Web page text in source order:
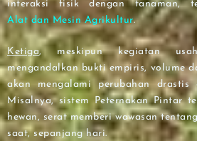
interaksi fisik dengan tanaman,
Alat dan Mesin Agrikultur.
Ketiga, meskipun kegiatan
mengandalkan bukti empiris, volume
akan mengalami perubahan
Misalnya, sistem Peternakan Pintar
hewan, serat memberi wawasan
saat, sepanjang hari.